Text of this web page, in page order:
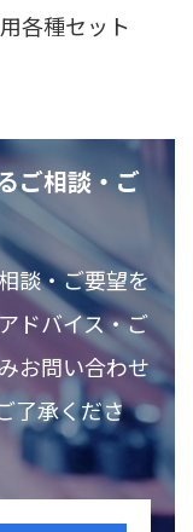
各種セット
ご相談・ご
談・ご要望を
ドバイス・ご
お問い合わせ
了承くださ